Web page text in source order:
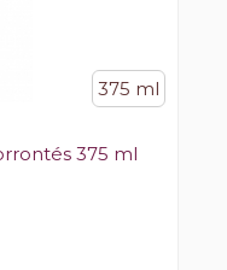
375 ml
375 ml